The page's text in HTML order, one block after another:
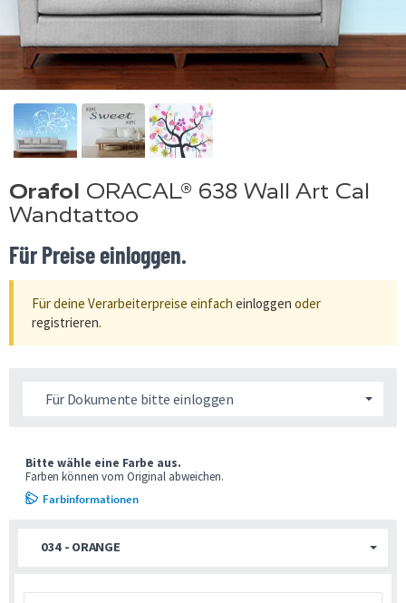
Orafol ORACAL® 638 Wall Art Cal
Wandtattoo
Für Preise einloggen.
Für deine Verarbeiterpreise einfach einloggen oder
registrieren.
Für Dokumente bitte einloggen
034 - ORANGE
Bitte wähle eine Farbe aus.
Farben können vom Original abweichen.
Farbinformationen